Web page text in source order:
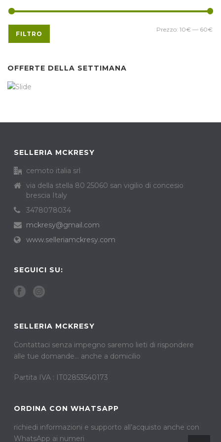
FILTRO
Prezzo: 10€ — 60€
OFFERTE DELLA SETTIMANA
SELLERIA MCKRESY
cemoto italia srl
via della stella 80 25060 san vigilio di concesio
brescia Italy
3478078034
mckresy@gmail.com
www.selleriamckresy.com
SEGUICI SU:
SELLERIA MCKRESY
Contattaci senza impegno saremo lieti di rispondere
alle tue domande… anche a domicilio
Partita IVA : IT02853540173
ORDINA CON WHATSAPP
richiedi informazioni e supporto all’acquisto anche con
WhatsApp ai numeri